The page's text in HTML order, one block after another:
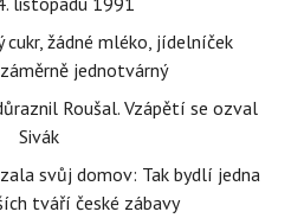
cukr, žádné mléko, jídelníček
jednotvárný
Roušal. Vzápětí se ozval
Sivák
svůj domov: Tak bydlí jedna
tváří české zábavy